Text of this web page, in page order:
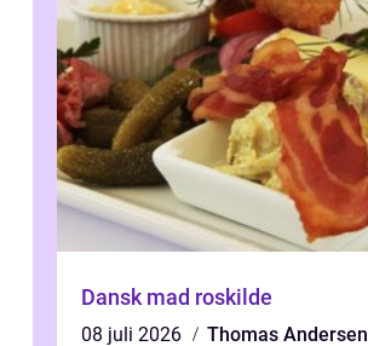
Dansk mad roskilde
08 juli 2026 Thomas Andersen